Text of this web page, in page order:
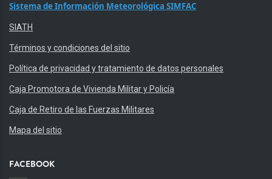
Sistema de Información Meteorológica SIMFAC
SIATH
Términos y condiciones del sitio
Política de privacidad y tratamiento de datos personales
Caja Promotora de Vivienda Militar y Policía
Caja de Retiro de las Fuerzas Militares
Mapa del sitio
FACEBOOK